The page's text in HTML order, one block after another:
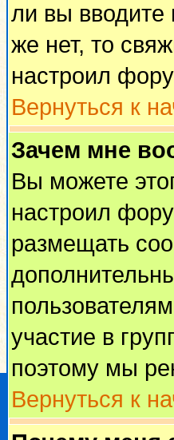
ли вы
же нет, то
настроил
Вернуться к
Зачем мне
Вы можете
настроил
размещать
участие в
поэтому мы
Вернуться к